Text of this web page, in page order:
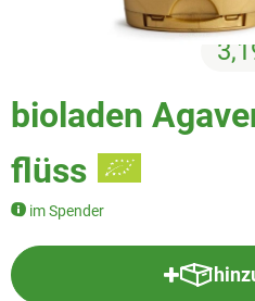
Natur-Drogerie
Großgebinde
Über uns
bioladen
flüss
im Spender